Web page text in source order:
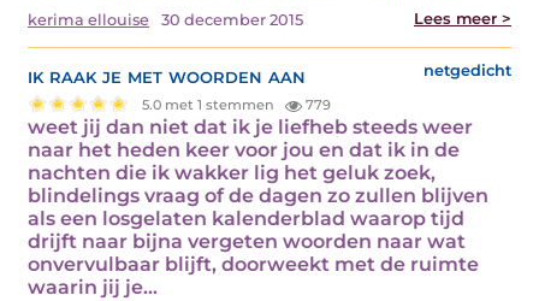
kerima ellouise 30 december 2015 Lees meer >
ik raak je met woorden aan netgedicht
5.0 met 1 stemmen 779
weet jij dan niet dat ik je liefheb steeds weer
naar het heden keer voor jou en dat ik in de
nachten die ik wakker lig het geluk zoek,
blindelings vraag of de dagen zo zullen blijven
als een losgelaten kalenderblad waarop tijd
drijft naar bijna vergeten woorden naar wat
onvervulbaar blijft, doorweekt met de ruimte
waarin jij je…